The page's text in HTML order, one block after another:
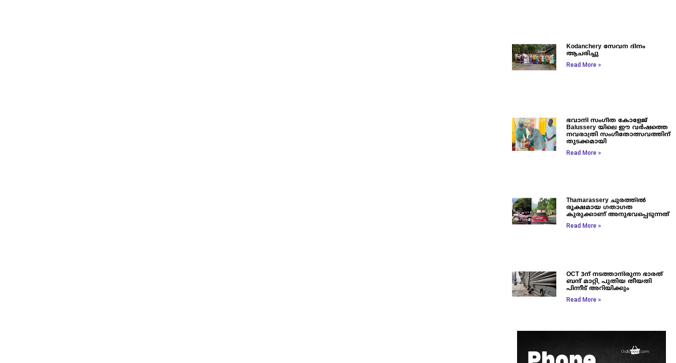
Kodanchery സേവന ദിനം
ആചരിച്ചു
Read More »
ഭവാനി സംഗീത കോളേജ്
Balussery യിലെ ഈ വർഷത്തെ
നവരാത്രി സംഗീതോത്സവത്തിന്
തുടക്കമായി
Read More »
Thamarassery ചുരത്തിൽ
രൂക്ഷമായ ഗതാഗത
കുരുക്കാണ് അനുഭവപ്പെടുന്നത്
Read More »
OCT 3ന് നടത്താനിരുന്ന ഭാരത്
ബന്ദ് മാറ്റി, പുതിയ തീയതി
പിന്നീട് അറിയിക്കും
Read More »